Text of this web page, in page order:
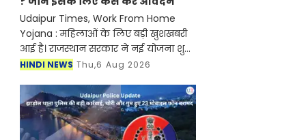
Udaipur Times, Work From Home
Yojana : महिलाओं के लिए बड़ी खुशखबरी
आई है। राजस्थान सरकार ने नई योजना शुरू
की है जिसके तहत अब महिलाओं को घर बैठे
अनुसार सरकार द्वारा चला
HINDI NEWS Thu,6 Aug 2026